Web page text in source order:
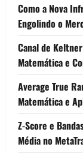
Como a Nova
Engolindo o
Canal de
Matemática e
Average True
Matemática e
Z-Score e
Média no